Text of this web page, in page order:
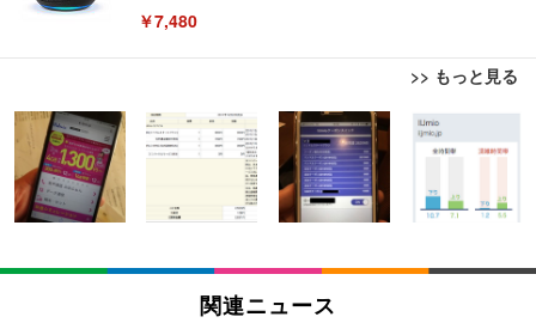
￥7,480
>> もっと見る
[EdoErgo] オフィスチェア 椅子 テレワーク 疲れな
い 跳ね上げ式アームレスト コンパクト 約105度ロッ
キング pc 事務椅子 360度回転 座面昇降 強化ナイロ
ン樹脂ベース 通気性メッシュ 在宅ワーク H-WY01
(黒網+黒枠+黒足)
SIHOO B100 オフィスチェア／デスクチェア メッシ
ュチェア 人間工学 疲れない ブラック
EIZO ビジネス向けプレミアムモニター | FlexScan
EV3240X-WT | 31.5型4K UHD・USB Type-C・ホワ
EIZO ビジネス向けプレミアムモニター | FlexScan
Amazonベーシック ペットシーツ 薄型 レギュラー 1
回使い捨て 無香料 ホワイト 300枚
Amazonベーシック ペットシーツ 厚型 ワイド 42枚
x2袋(84枚) ホワイト(吸収面:ライトブルー)
関連ニュース